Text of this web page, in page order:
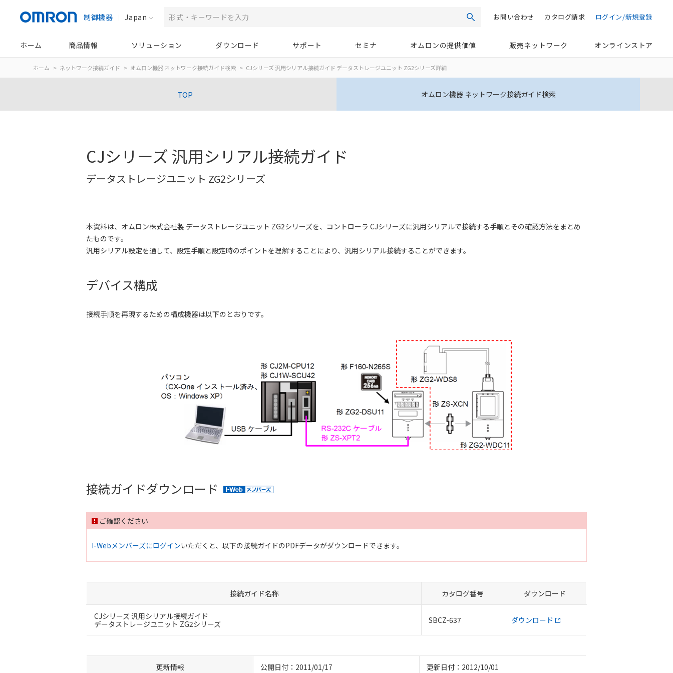
制御機器 Japan 検索 ログイン/新規登録
カタログ請求
お問い合わせ
ホーム 商品情報 ソリューション ダウンロード サポート セミナ オムロンの提供価値 販売ネットワーク オンラインストア
ホーム ネットワーク接続ガイド オムロン機器 ネットワーク接続ガイド検索 CJシリーズ 汎用シリアル接続ガイド データストレージユニット ZG2シリーズ詳細
TOP オムロン機器 ネットワーク接続ガイド検索
CJシリーズ 汎用シリアル接続ガイド
データストレージユニット ZG2シリーズ
本資料は、オムロン株式会社製 データストレージユニット ZG2シリーズを、コントローラ CJシリーズに汎用シリアルで接続する手順とその確認方法をまとめ
たものです。
汎用シリアル設定を通して、設定手順と設定時のポイントを理解することにより、汎用シリアル接続することができます。
デバイス構成
接続手順を再現するための構成機器は以下のとおりです。
接続ガイドダウンロード
ご確認ください
I-Webメンバーズにログインいただくと、以下の接続ガイドのPDFデータがダウンロードできます。
接続ガイド名称 カタログ番号 ダウンロード
CJシリーズ 汎用シリアル接続ガイド
データストレージユニット ZG2シリーズ
SBCZ-637 ダウンロード
更新情報 公開日付：2011/01/17 更新日付：2012/10/01